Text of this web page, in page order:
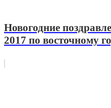
Новогодние
2017 по восточному